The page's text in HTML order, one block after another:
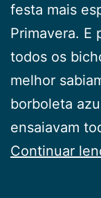
festa mais
Primavera. E
todos os
melhor
borboleta
ensaiavam
Continuar